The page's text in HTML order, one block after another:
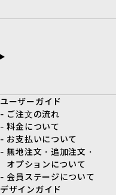
ユーザーガイド
- ご注文の流れ
- 料金について
- お支払いについて
- 無地注文・追加注文・
オプションについて
- 会員ステージについて
デザインガイド